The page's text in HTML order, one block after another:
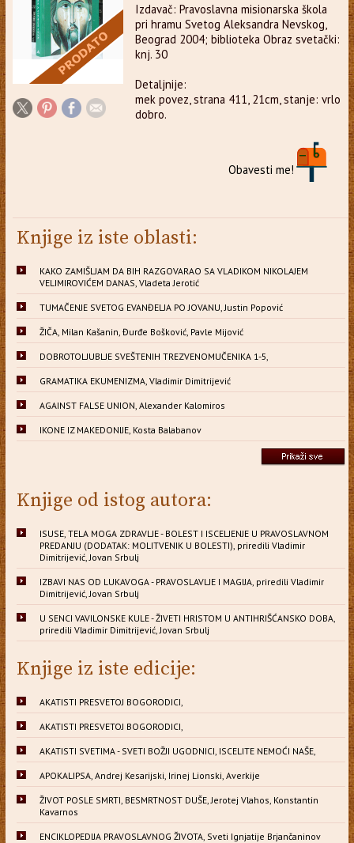
Izdavač: Pravoslavna misionarska škola
pri hramu Svetog Aleksandra Nevskog,
Beograd 2004; biblioteka Obraz svetački:
knj. 30
Detaljnije:
mek povez, strana 411, 21cm, stanje: vrlo
dobro.
Obavesti me!
Knjige iz iste oblasti:
KAKO ZAMIŠLJAM DA BIH RAZGOVARAO SA VLADIKOM NIKOLAJEM
VELIMIROVIĆEM DANAS, Vladeta Jerotić
TUMAČENJE SVETOG EVANĐELJA PO JOVANU, Justin Popović
ŽIČA, Milan Kašanin, Đurđe Bošković, Pavle Mijović
DOBROTOLJUBLJE SVEŠTENIH TREZVENOMUČENIKA 1-5,
GRAMATIKA EKUMENIZMA, Vladimir Dimitrijević
AGAINST FALSE UNION, Alexander Kalomiros
IKONE IZ MAKEDONIJE, Kosta Balabanov
Knjige od istog autora:
ISUSE, TELA MOGA ZDRAVLJE - BOLEST I ISCELJENJE U PRAVOSLAVNOM
PREDANJU (DODATAK: MOLITVENIK U BOLESTI), priredili Vladimir
Dimitrijević, Jovan Srbulj
IZBAVI NAS OD LUKAVOGA - PRAVOSLAVLJE I MAGIJA, priredili Vladimir
Dimitrijević, Jovan Srbulj
U SENCI VAVILONSKE KULE - ŽIVETI HRISTOM U ANTIHRIŠĆANSKO DOBA,
priredili Vladimir Dimitrijević, Jovan Srbulj
Knjige iz iste edicije:
AKATISTI PRESVETOJ BOGORODICI,
AKATISTI PRESVETOJ BOGORODICI,
AKATISTI SVETIMA - SVETI BOŽJI UGODNICI, ISCELITE NEMOĆI NAŠE,
APOKALIPSA, Andrej Kesarijski, Irinej Lionski, Averkije
ŽIVOT POSLE SMRTI, BESMRTNOST DUŠE, Jerotej Vlahos, Konstantin
Kavarnos
ENCIKLOPEDIJA PRAVOSLAVNOG ŽIVOTA, Sveti Ignjatije Brjančaninov